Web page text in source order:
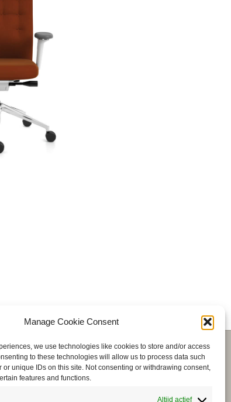
Manage Cookie Consent
we use technologies like cookies to store and/or access
to these technologies will allow us to process data such
unique IDs on this site. Not consenting or withdrawing consent,
features and functions.
Altijd actief
SHOP NU